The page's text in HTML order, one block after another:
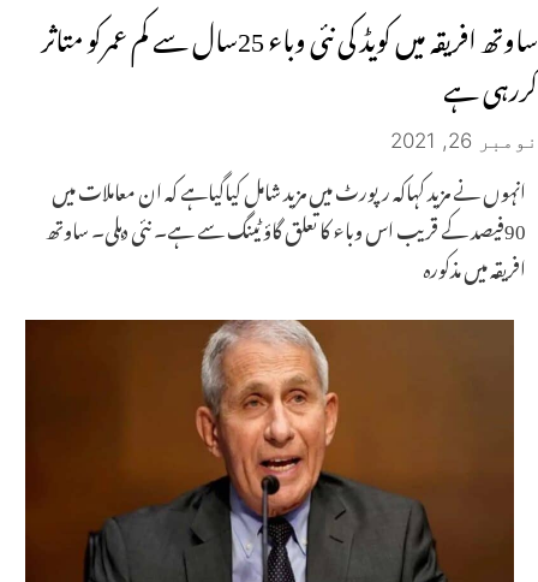
ساوتھ افریقہ میں کویڈ کی نئی وباء 25سال سے کم عمرکو متاثر
کررہی ہے
نومبر 26, 2021
انہوں نے مزید کہاکہ رپورٹ میں مزید شامل کیاگیاہے کہ ان معاملات میں
90فیصد کے قریب اس وباء کا تعلق گاؤ ٹینگ سے ہے۔ نئی دہلی۔ ساوتھ
افریقہ میں مذکورہ